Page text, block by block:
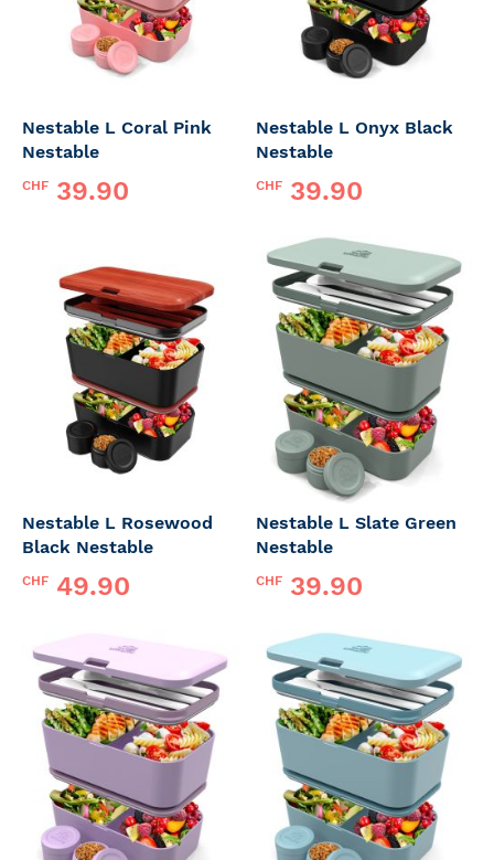
Nestable L Coral Pink
Nestable
CHF 39.90
Nestable L Onyx Black
Nestable
CHF 39.90
Nestable L Rosewood
Black Nestable
CHF 49.90
Nestable L Slate Green
Nestable
CHF 39.90